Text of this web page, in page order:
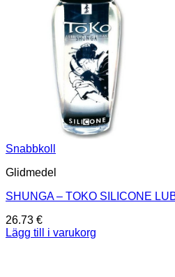
Snabbkoll
Glidmedel
SHUNGA – TOKO SILICONE
26.73 €
Lägg till i varukorg